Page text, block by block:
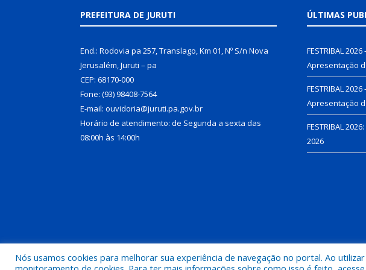
PREFEITURA DE JURUTI
End.: Rodovia pa 257, Translago, Km 01, Nº S/n Nova
Jerusalém, Juruti – pa
CEP: 68170-000
Fone: (93) 98408-7564
E-mail: ouvidoria@juruti.pa.gov.br
Horário de atendimento: de Segunda a sexta das
08:00h às 14:00h
ÚLTIMAS
FESTRIBAL
Apresentação
FESTRIBAL
Apresentação
FESTRIBAL
2026
Todos os direitos reservados a Prefeitura Municipal de Juruti.
Nós usamos cookies para melhorar sua experiência de navegação no portal. Ao